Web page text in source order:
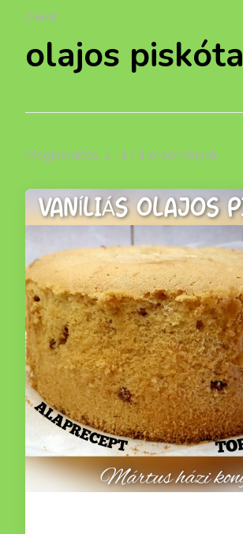
CÍMKE
olajos piskóta
Megjelenítés: 1 -1 / 1 eredmények